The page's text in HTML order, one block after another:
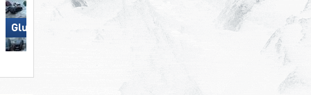
Glungezer – Tulfes Hörnerbahn – Bolsterlang